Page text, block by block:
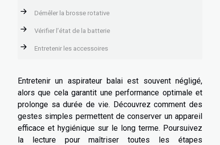
Démêler la brosse rotative
Vérifier l’état de la batterie
Entretenir les accessoires
Entretenir un aspirateur balai est souvent négligé,
alors que cela garantit une performance optimale et
prolonge sa durée de vie. Découvrez comment des
gestes simples permettent de conserver un appareil
efficace et hygiénique sur le long terme. Poursuivez
la lecture pour maîtriser toutes les étapes